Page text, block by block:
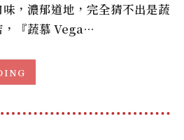
，濃郁道地，完全猜不出是蔬
，『蔬慕 Vega…